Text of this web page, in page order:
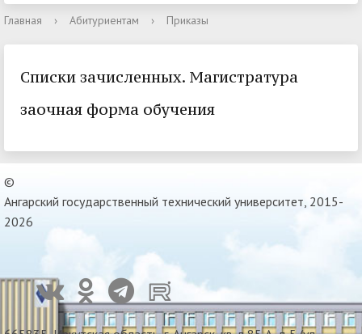
Главная › Абитуриентам › Приказы
Списки зачисленных. Магистратура
заочная форма обучения
©
Ангарский государственный технический университет, 2015-
2026